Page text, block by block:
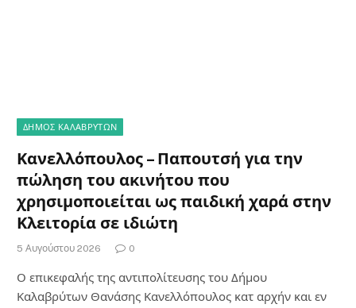
ΔΗΜΟΣ ΚΑΛΑΒΡΥΤΩΝ
Κανελλόπουλος – Παπουτσή για την
πώληση του ακινήτου που
χρησιμοποιείται ως παιδική χαρά στην
Κλειτορία σε ιδιώτη
5 Αυγούστου 2026 0
Ο επικεφαλής της αντιπολίτευσης του Δήμου
Καλαβρύτων Θανάσης Κανελλόπουλος κατ αρχήν και εν